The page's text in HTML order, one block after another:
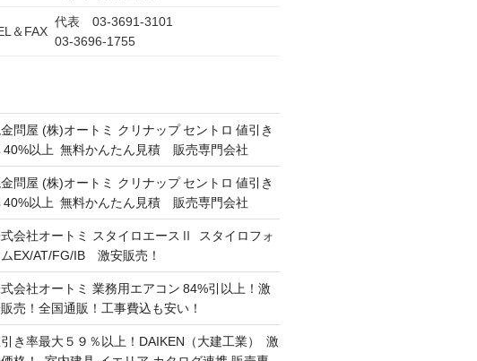
＆FAX
代表 03-3691-3101
03-3696-1755
問屋 (株)オートミ クリナップ セントロ 値引き
40%以上 無料かんたん見積 販売専門会社
問屋 (株)オートミ クリナップ セントロ 値引き
40%以上 無料かんたん見積 販売専門会社
会社オートミ スタイロエースⅡ スタイロフォ
EX/AT/FG/IB 激安販売！
会社オートミ 業務用エアコン 84%引以上！激
売！全国通販！工事費込も安い！
き率最大５９％以上！DAIKEN（大建工業） 激